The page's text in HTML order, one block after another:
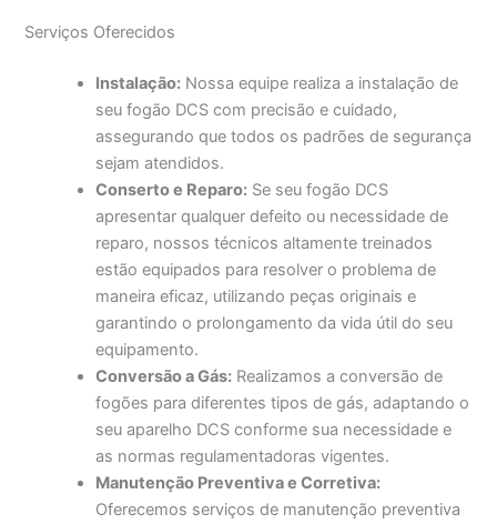
Serviços Oferecidos
Instalação: Nossa equipe realiza a instalação de
seu fogão DCS com precisão e cuidado,
assegurando que todos os padrões de segurança
sejam atendidos.
Conserto e Reparo: Se seu fogão DCS
apresentar qualquer defeito ou necessidade de
reparo, nossos técnicos altamente treinados
estão equipados para resolver o problema de
maneira eficaz, utilizando peças originais e
garantindo o prolongamento da vida útil do seu
equipamento.
Conversão a Gás: Realizamos a conversão de
fogões para diferentes tipos de gás, adaptando o
seu aparelho DCS conforme sua necessidade e
as normas regulamentadoras vigentes.
Manutenção Preventiva e Corretiva:
Oferecemos serviços de manutenção preventiva